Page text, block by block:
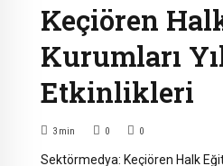
Keçiören
Kurumları
Etkinlikleri
3 min 0 0
Sektörmedya: Keçiören Halk